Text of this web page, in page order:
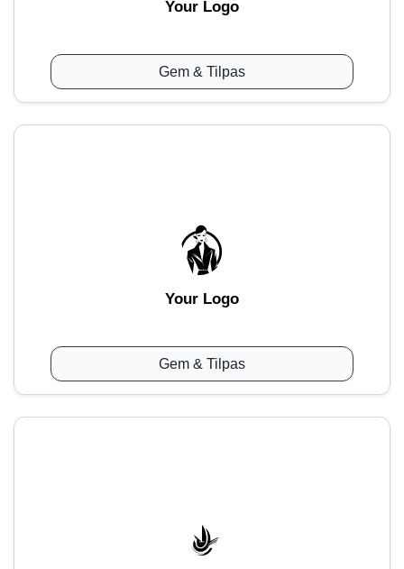
Your Logo
Gem & Tilpas
Your Logo
Gem & Tilpas